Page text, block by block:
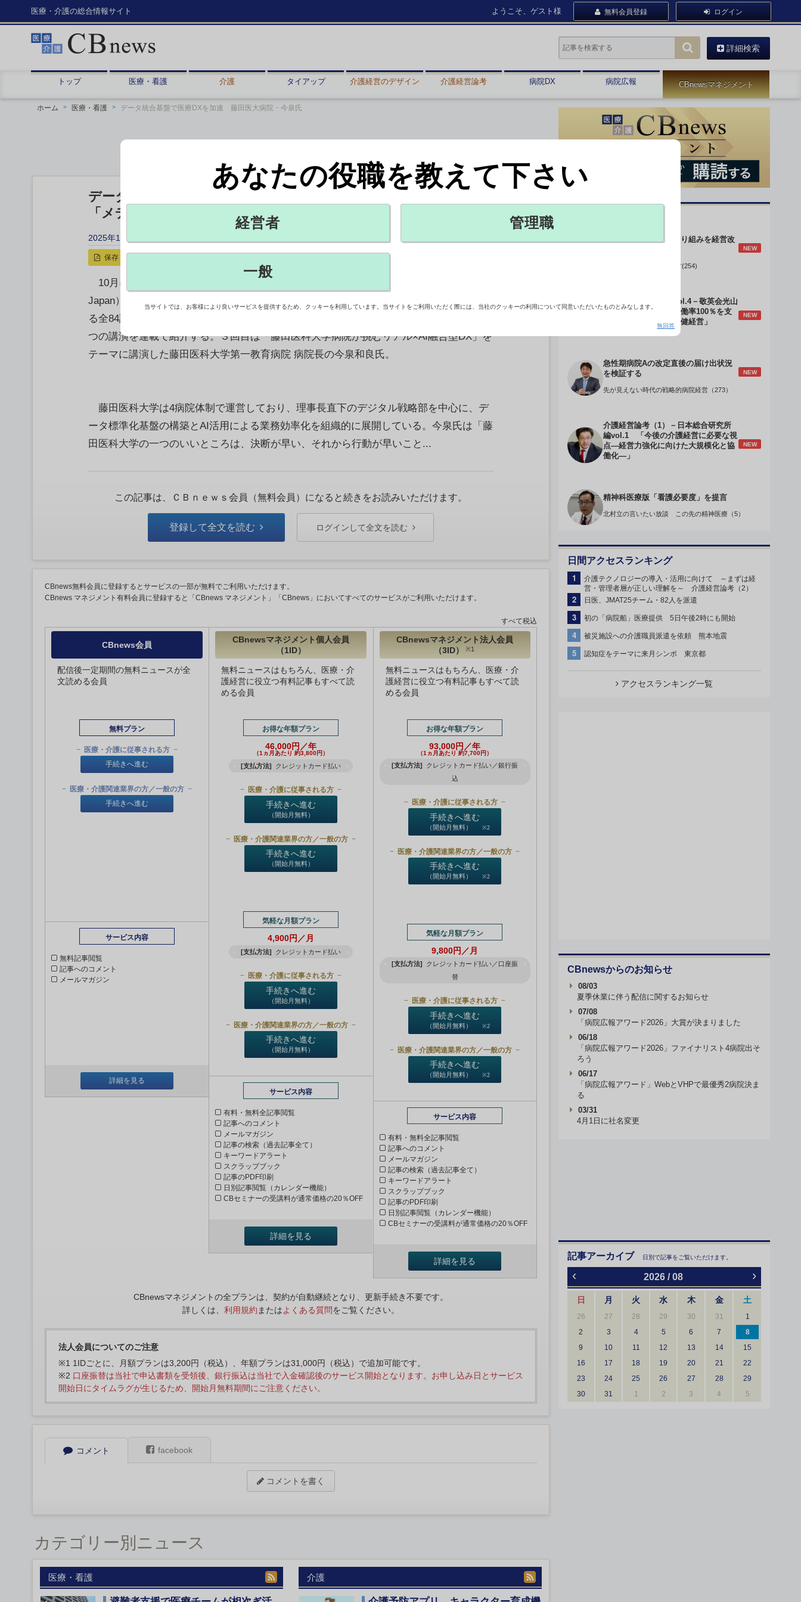
医療・介護の総合情報サイト ようこそ、ゲスト様 無料会員登録 ログイン
詳細検索
トップ 医療・看護 介護 タイアップ 介護経営のデザイン 介護経営論考 病院DX 病院広報 CBnewsマネジメント
ホーム 医療・看護 データ統合基盤で医療DXを加速 藤田医大病院・今泉氏
データ統合基盤で医療DXを加速 藤田医大病院・今泉氏
「メディカルジャパン東京」講演より（3）
2025年12月09日 10:10
保存
10月に千葉市の幕張メッセで開催された「メディカルジャパン東京」（主催：RX
Japan）には3日間で約1万5,300人の来場者があった。そこでは医療や介護、薬局に関す
る全84講演（出展社セミナー含む）も行われた。ＣＢnewsは、病院経営のヒントになる4
つの講演を連載で紹介する。３回目は「藤田医科大学病院が挑むリアル×AI融合型DX」を
テーマに講演した藤田医科大学第一教育病院 病院長の今泉和良氏。
藤田医科大学は4病院体制で運営しており、理事長直下のデジタル戦略部を中心に、デ
ータ標準化基盤の構築とAI活用による業務効率化を組織的に展開している。今泉氏は「藤
田医科大学の一つのいいところは、決断が早い、それから行動が早いこと...
この記事は、ＣＢｎｅｗｓ会員（無料会員）になると続きをお読みいただけます。
登録して全文を読む ログインして全文を読む
CBnews無料会員に登録するとサービスの一部が無料でご利用いただけます。
CBnews マネジメント有料会員に登録すると「CBnews マネジメント」「CBnews」においてすべてのサービスがご利用いただけます。
すべて税込
CBnews会員
配信後一定期間の無料ニュースが全
文読める会員
無料プラン
医療・介護に従事される方
手続きへ進む
医療・介護関連業界の方／一般の方
手続きへ進む
サービス内容
無料記事閲覧
記事へのコメント
メールマガジン
詳細を見る
CBnewsマネジメント個人会員
（1ID）
無料ニュースはもちろん、医療・介
護経営に役立つ有料記事もすべて読
める会員
お得な年額プラン
46,000円／年
（1ヵ月あたり 約3,800円）
[支払方法] クレジットカード払い
医療・介護に従事される方
手続きへ進む
（開始月無料）
医療・介護関連業界の方／一般の方
手続きへ進む
（開始月無料）
気軽な月額プラン
4,900円／月
[支払方法] クレジットカード払い
医療・介護に従事される方
手続きへ進む
（開始月無料）
医療・介護関連業界の方／一般の方
手続きへ進む
（開始月無料）
サービス内容
有料・無料全記事閲覧
記事へのコメント
メールマガジン
記事の検索（過去記事全て）
キーワードアラート
スクラップブック
記事のPDF印刷
日別記事閲覧（カレンダー機能）
CBセミナーの受講料が通常価格の20％OFF
詳細を見る
CBnewsマネジメント法人会員
（3ID）
※1
無料ニュースはもちろん、医療・介
護経営に役立つ有料記事もすべて読
める会員
お得な年額プラン
93,000円／年
（1ヵ月あたり 約7,700円）
[支払方法]
クレジットカード払い／銀行振
込
医療・介護に従事される方
手続きへ進む
（開始月無料） ※2
医療・介護関連業界の方／一般の方
手続きへ進む
（開始月無料） ※2
気軽な月額プラン
9,800円／月
[支払方法]
クレジットカード払い／口座振
替
医療・介護に従事される方
手続きへ進む
（開始月無料） ※2
医療・介護関連業界の方／一般の方
手続きへ進む
（開始月無料） ※2
サービス内容
有料・無料全記事閲覧
記事へのコメント
メールマガジン
記事の検索（過去記事全て）
キーワードアラート
スクラップブック
記事のPDF印刷
日別記事閲覧（カレンダー機能）
CBセミナーの受講料が通常価格の20％OFF
詳細を見る
CBnewsマネジメントの全プランは、契約が自動継続となり、更新手続き不要です。
詳しくは、 利用規約 またはよくある質問をご覧ください。
法人会員についてのご注意
※1 1IDごとに、月額プランは3,200円（税込）、年額プランは31,000円（税込）で追加可能です。
※2 口座振替は当社で申込書類を受領後、銀行振込は当社で入金確認後のサービス開始となります。お申し込み日とサービス
開始日にタイムラグが生じるため、開始月無料期間にご注意ください。
コメント facebook
コメントを書く
カテゴリー別ニュース
医療・看護 介護
身体的拘束最小化の取り組みを経営改
NEW
データで読み解く病院経営(254)
介護経営のデザインVol.4－敬英会光山
誠理事長 「驚異の稼働率100％を支
える『顧客目線』の老健経営」
NEW
急性期病院Aの改定直後の届け出状況
を検証する
NEW
先が見えない時代の戦略的病院経営（273）
介護経営論考（1）－日本総合研究所
編vol.1 「今後の介護経営に必要な視
点―経営力強化に向けた大規模化と協
働化―」
NEW
精神科医療版「看護必要度」を提言
北村立の言いたい放談 この先の精神医療（5）
日間アクセスランキング
1
介護テクノロジーの導入・活用に向けて ～まずは経
営・管理者層が正しい理解を～ 介護経営論考（2）
2 日医、JMAT25チーム・82人を派遣
3 初の「病院船」医療提供 5日午後2時にも開始
4 被災施設への介護職員派遣を依頼 熊本地震
5 認知症をテーマに来月シンポ 東京都
アクセスランキング一覧
CBnewsからのお知らせ
08/03
夏季休業に伴う配信に関するお知らせ
07/08
「病院広報アワード2026」大賞が決まりました
06/18
「病院広報アワード2026」ファイナリスト4病院出そ
ろう
06/17
「病院広報アワード」WebとVHPで最優秀2病院決ま
る
03/31
4月1日に社名変更
記事アーカイブ 日別で記事をご覧いただけます。
‹ 2026 / 08 ›
日 月 火 水 木 金 土
26 27 28 29 30 31
1
2
3 4 5 6 7
8
9
10 11 12 13 14
15
16
17 18 19 20 21
22
23
24 25 26 27 28
29
30
31 1 2 3 4 5
あなたの役職を教えて下さい
経営者 管理職
一般
当サイトでは、お客様により良いサービスを提供するため、クッキーを利用しています。当サイトをご利用いただく際には、当社のクッキーの利用について同意いただいたものとみなします。
無回答